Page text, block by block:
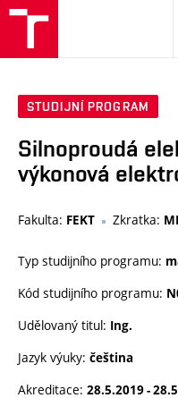
STUDIJNÍ PROGRAM
Silnoproudá
výkonová
Fakulta: FEKT Zkratka:
Typ studijního programu:
Kód studijního programu:
Udělovaný titul: Ing.
Jazyk výuky: čeština
Akreditace: 28.5.2019 -